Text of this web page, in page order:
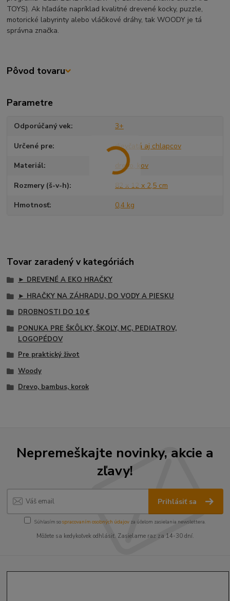
TOYS). Ak hľadáte napríklad kvalitné drevené kocky, puzzle,
motorické labyrinty alebo vláčikové dráhy, tak WOODY je tá
správna značka.
Pôvod tovaru
Parametre
Odporúčaný vek 3+
Určené pre dievčatá aj chlapcov
Materiál drevo, kov
Rozmery (š-v-h) 82 x 12 x 2,5 cm
Hmotnosť 0,4 kg
Tovar zaradený v kategóriách
► DREVENÉ A EKO HRAČKY
► HRAČKY NA ZÁHRADU, DO VODY A PIESKU
DROBNOSTI DO 10 €
PONUKA PRE ŠKÔLKY, ŠKOLY, MC, PEDIATROV,
LOGOPÉDOV
Pre praktický život
Woody
Drevo, bambus, korok
Nepremeškajte novinky, akcie a
zľavy!
Prihlásiť sa
Súhlasím sospracovaním osobných údajov za účelom zasielania newslettera.
Môžete sa kedykoľvek odhlásiť. Zasielame raz za 14-30 dní.